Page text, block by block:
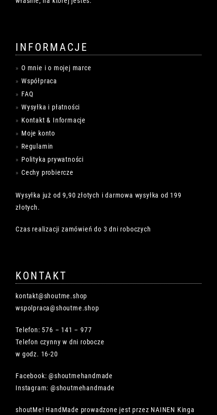
INFORMACJE
O mnie i o mojej marce
Współpraca
FAQ
Wysyłka i płatności
Kontakt & Informacje
Moje konto
Regulamin
Polityka prywatności
Cechy probiercze
Wysyłka już od 9,90 złotych i darmowa wysyłka od 199
złotych.
Czas realizacji zamówień do 3 dni roboczych
KONTAKT
kontakt@shoutme.shop
wspolpraca@shoutme.shop
Telefon: 576 – 141 – 977
Telefon czynny w dni robocze
w godz. 16-20
Facebook: @shoutmehandmade
Instagram: @shoutmehandmade
shoutMe! HandMade prowadzone jest przez NAINEN Kinga